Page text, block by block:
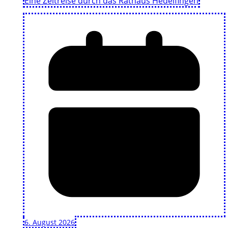
6. August 2026